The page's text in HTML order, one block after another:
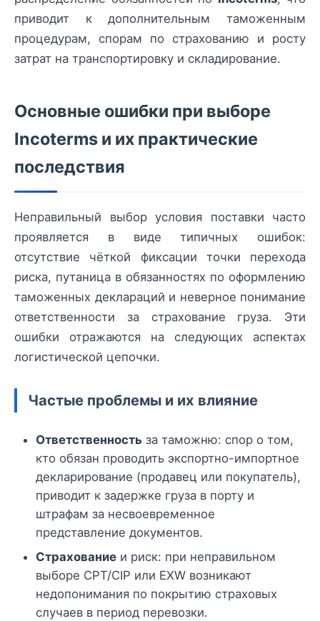
приводит к дополнительным таможенным
процедурам, спорам по страхованию и росту
затрат на транспортировку и складирование.
Основные ошибки при выборе
Incoterms и их практические
последствия
Неправильный выбор условия поставки часто
проявляется в виде типичных ошибок:
отсутствие чёткой фиксации точки перехода
риска, путаница в обязанностях по оформлению
таможенных деклараций и неверное понимание
ответственности за страхование груза. Эти
ошибки отражаются на следующих аспектах
логистической цепочки.
Частые проблемы и их влияние
Ответственность за таможню: спор о том,
кто обязан проводить экспортно-импортное
декларирование (продавец или покупатель),
приводит к задержке груза в порту и
штрафам за несвоевременное
представление документов.
Страхование и риск: при неправильном
выборе CPT/CIP или EXW возникают
недопонимания по покрытию страховых
случаев в период перевозки.